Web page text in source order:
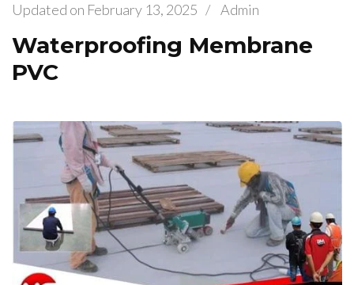
Updated on February 13, 2025 / Admin
Waterproofing Membrane
PVC